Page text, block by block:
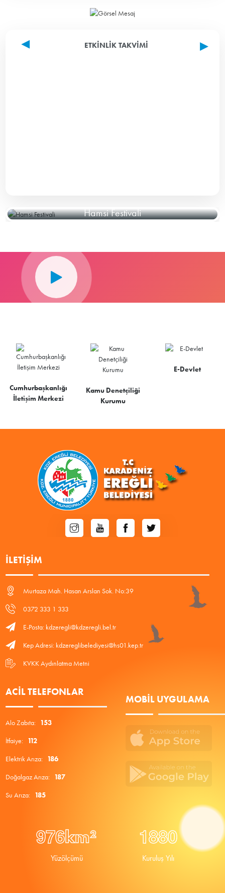
ETKINLIK TAKVIMI
Hamsi Festivali
Cumhurbaşkanlığı
İletişim Merkezi
Kamu Denetçiliği
Kurumu
E-Devlet
İLETIŞIM
Murtaza Mah. Hasan Arslan Sok. No:39
0372 333 1 333
E-Posta: kdzeregli@kdzeregli.bel.tr
Kep Adresi: kdzereglibelediyesi@hs01.kep.tr
KVKK Aydınlatma Metni
ACIL TELEFONLAR
Alo Zabıta: 153
İtfaiye: 112
Elektrik Arıza: 186
Doğalgaz Arıza: 187
Su Arıza: 185
MOBIL UYGULAMA
976km²
Yüzölçümü
1880
Kuruluş Yılı